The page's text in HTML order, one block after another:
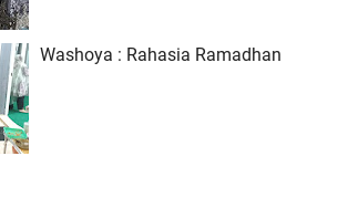
Washoya : Rahasia Ramadhan